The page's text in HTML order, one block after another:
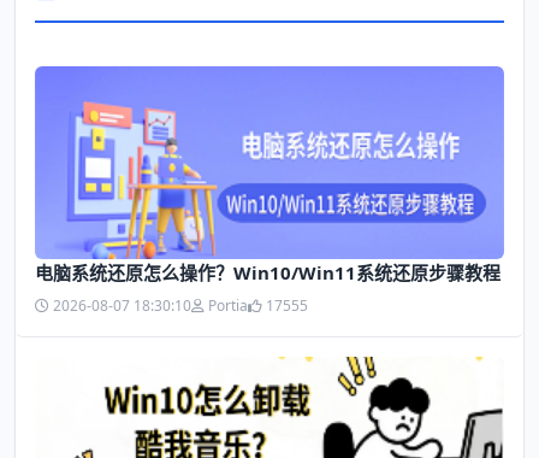
电脑系统还原怎么操作？Win10/Win11系统还原步骤教程
2026-08-07 18:30:10 Portia 17555